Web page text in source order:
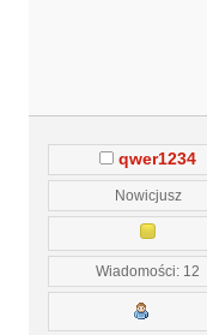
qwer1234
Nowicjusz
Wiadomości: 12